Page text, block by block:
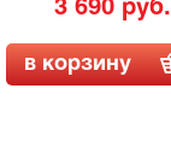
3 690 руб.
в корзину